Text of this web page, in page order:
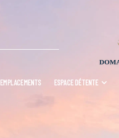
EMPLACEMENTS ESPACE DÉTENTE